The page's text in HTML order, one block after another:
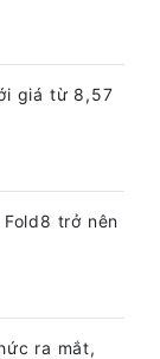
giá từ 8,57
trở nên
ra mắt,